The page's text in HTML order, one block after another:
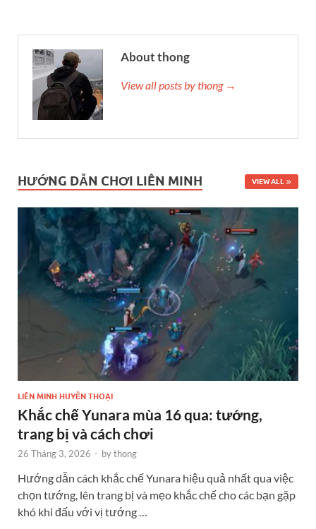
About thong
View all posts by thong →
HƯỚNG DẪN CHƠI LIÊN MINH VIEW ALL
LIÊN MINH HUYỀN THOẠI
Khắc chế Yunara mùa 16 qua: tướng,
trang bị và cách chơi
26 Tháng 3, 2026 - bythong
Hướng dẫn cách khắc chế Yunara hiệu quả nhất qua việc
chọn tướng, lên trang bị và mẹo khắc chế cho các bạn gặp
khó khi đấu với vị tướng …